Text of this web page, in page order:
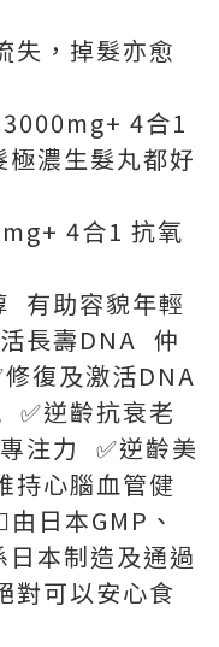
失，掉髮亦愈
4合1
極濃生髮丸都好
4合1 抗氧
有助容貌年輕
長壽DNA 仲
復及激活DNA
✅逆齡抗衰老
注力 ✅逆齡美
持心腦血管健
日本GMP、
本制造及通過
對可以安心食